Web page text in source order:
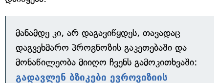
მანამდე კი, არ დაგავიწყდეს, თავადაც
დაგვეხმარო პროგნოზის გაკეთებაში და
მონაწილეობა მიიღო ჩვენს გამოკითხვაში:
გადავლენ ბზიკები ევროვიზიის